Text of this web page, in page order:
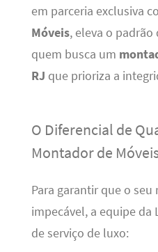
em parceria exclusiva
Móveis, eleva o
quem busca um
RJ que prioriza a
O Diferencial de
Montador de
Para garantir que o
impecável, a equipe da
de serviço de luxo: